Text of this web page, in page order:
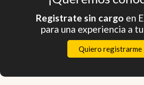
Registrate sin cargo en
para una experiencia a
Quiero registrarme